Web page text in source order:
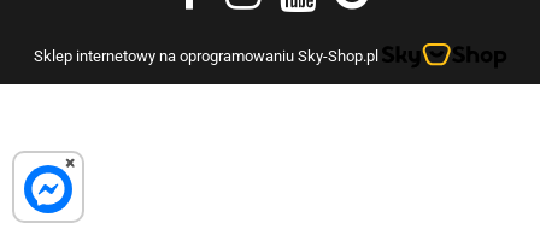
×
Sklep internetowy na oprogramowaniu Sky-Shop.pl